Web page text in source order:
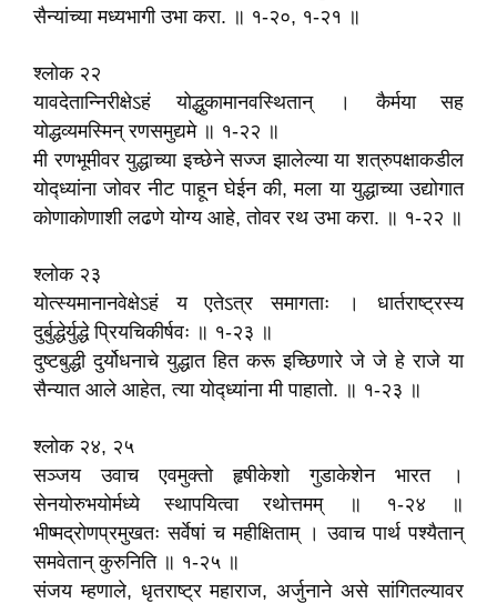
सैन्यांच्या मध्यभागी उभा करा. ॥ १-२०, १-२१ ॥
श्लोक २२
यावदेतान्निरीक्षेऽहं योद्धुकामानवस्थितान्‌ । कैर्मया सह
योद्धव्यमस्मिन्‌ रणसमुद्यमे ॥ १-२२ ॥
मी रणभूमीवर युद्धाच्या इच्छेने सज्ज झालेल्या या शत्रुपक्षाकडील
योद्ध्यांना जोवर नीट पाहून घेईन की, मला या युद्धाच्या उद्योगात
कोणाकोणाशी लढणे योग्य आहे, तोवर रथ उभा करा. ॥ १-२२ ॥
श्लोक २३
योत्स्यमानानवेक्षेऽहं य एतेऽत्र समागताः । धार्तराष्ट्रस्य
दुर्बुद्धेर्युद्धे प्रियचिकीर्षवः ॥ १-२३ ॥
दुष्टबुद्धी दुर्योधनाचे युद्धात हित करू इच्छिणारे जे जे हे राजे या
सैन्यात आले आहेत, त्या योद्ध्यांना मी पाहातो. ॥ १-२३ ॥
श्लोक २४, २५
सञ्जय उवाच एवमुक्तो हृषीकेशो गुडाकेशेन भारत ।
सेनयोरुभयोर्मध्ये स्थापयित्वा रथोत्तमम्‌ ॥ १-२४ ॥
भीष्मद्रोणप्रमुखतः सर्वेषां च महीक्षिताम्‌ । उवाच पार्थ पश्यैतान्‌
समवेतान्‌ कुरुनिति ॥ १-२५ ॥
संजय म्हणाले, धृतराष्ट्र महाराज, अर्जुनाने असे सांगितल्यावर